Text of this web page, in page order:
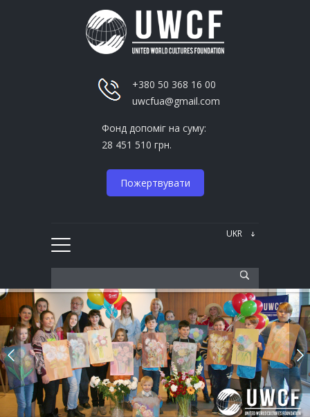
+380 50 368 16 00
uwcfua@gmail.com
Фонд допоміг на суму:
28 451 510 грн.
Пожертвувати